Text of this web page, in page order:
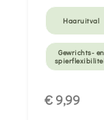
Haaruitval
Gewrichts- en
€ 9,99